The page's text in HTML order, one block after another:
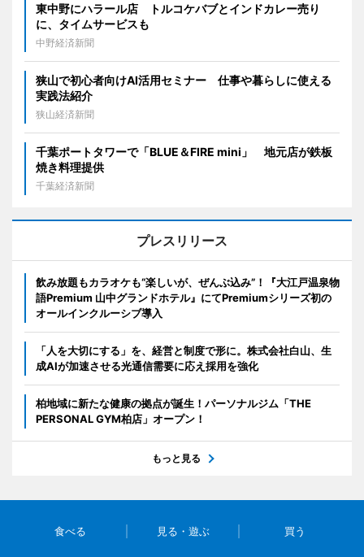
東中野にハラール店 トルコケバブとインドカレー売り
に、タイムサービスも
中野経済新聞
狭山で初心者向けAI活用セミナー 仕事や暮らしに使える
実践法紹介
狭山経済新聞
千葉ポートタワーで「BLUE＆FIRE mini」 地元店が鉄板
焼き料理提供
千葉経済新聞
プレスリリース
飲み放題もカラオケも“楽しいが、ぜんぶ込み”！『大江戸温泉物
語Premium 山中グランドホテル』にてPremiumシリーズ初の
オールインクルーシブ導入
「人を大切にする」を、経営と制度で形に。株式会社白山、生
成AIが加速させる光通信需要に応え採用を強化
柏地域に新たな健康の拠点が誕生！パーソナルジム「THE
PERSONAL GYM柏店」オープン！
もっと見る
食べる 見る・遊ぶ 買う